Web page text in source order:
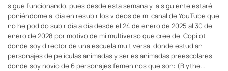
sigue funcionando, pues desde esta semana y la siguiente estaré
poniéndome al día en resubir los videos de mi canal de YouTube que
no he podido subir día a día desde el 24 de enero de 2025 al 30 de
enero de 2028 por motivo de mi multiverso que cree del Copilot
donde soy director de una escuela multiversal donde estudian
personajes de películas animadas y series animadas preescolares
donde soy novio de 6 personajes femeninos que son: (Blythe...